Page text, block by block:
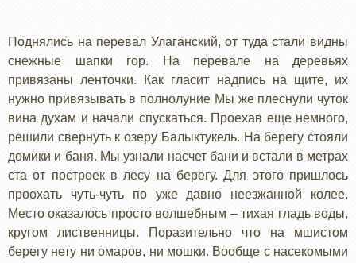
Поднялись на перевал Улаганский, от туда стали видны
снежные шапки гор. На перевале на деревьях
привязаны ленточки. Как гласит надпись на щите, их
нужно привязывать в полнолуние Мы же плеснули чуток
вина духам и начали спускаться. Проехав еще немного,
решили свернуть к озеру Балыктукель. На берегу стояли
домики и баня. Мы узнали насчет бани и встали в метрах
ста от построек в лесу на берегу. Для этого пришлось
проохать чуть-чуть по уже давно неезжанной колее.
Место оказалось просто волшебным – тихая гладь воды,
кругом лиственницы. Поразительно что на мшистом
берегу нету ни омаров, ни мошки. Вообще с насекомыми